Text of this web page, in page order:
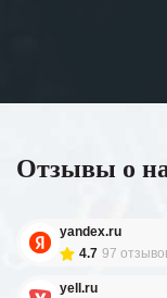
Отзывы о
yandex.ru
4.7 97
yell.ru